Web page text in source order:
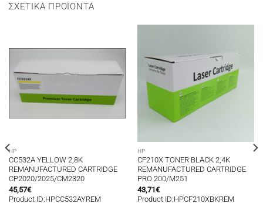
ΣΧΕΤΙΚΆ ΠΡΟΪΌΝΤΑ
HP
CC532A YELLOW 2,8K
REMANUFACTURED CARTRIDGE
CP2020/2025/CM2320
45,57€
Product ID:HPCC532AYREM
HP
CF210X TONER BLACK 2,4K
REMANUFACTURED CARTRIDGE
PRO 200/M251
43,71€
Product ID:HPCF210XBKREM